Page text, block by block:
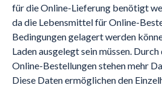
für die Online-Lieferung benötigt
da die Lebensmittel für Online-
Bedingungen gelagert werden
Laden ausgelegt sein müssen.
Online-Bestellungen stehen mehr
Diese Daten ermöglichen den